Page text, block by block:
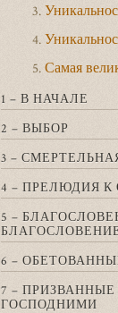
3.
4.
5. Самая
1 – В НАЧАЛЕ
2 – ВЫБОР
3 –
4 – ПРЕЛЮДИЯ
5 –
6 –
7 –
ГОСПОДНИМИ